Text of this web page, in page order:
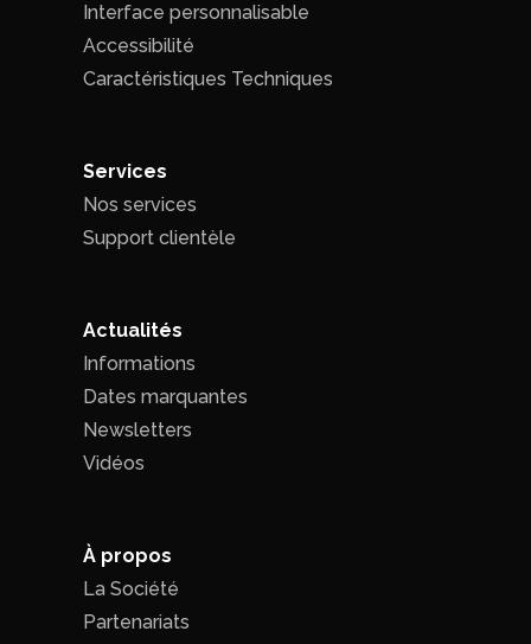
Interface personnalisable
Accessibilité
Caractéristiques Techniques
Services
Nos services
Support clientèle
Actualités
Informations
Dates marquantes
Newsletters
Vidéos
À propos
La Société
Partenariats